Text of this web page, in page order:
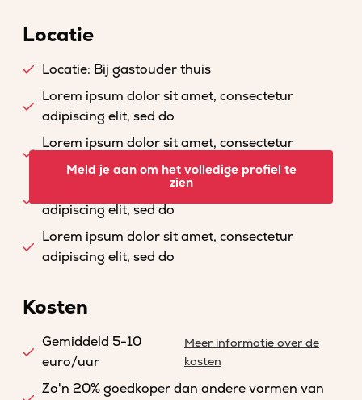
Locatie
Locatie: Bij gastouder thuis
Lorem ipsum dolor sit amet, consectetur
adipiscing elit, sed do
Lorem ipsum dolor sit amet, consectetur
adipiscing elit, sed do
Lorem ipsum dolor sit amet, consectetur
adipiscing elit, sed do
Lorem ipsum dolor sit amet, consectetur
adipiscing elit, sed do
Meld je aan om het volledige profiel te
zien
Kosten
Gemiddeld 5-10
euro/uur
Meer informatie over de
kosten
Zo'n 20% goedkoper dan andere vormen van